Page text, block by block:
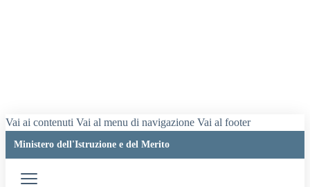
Vai ai contenuti Vai al menu di navigazione Vai al footer
Ministero dell'Istruzione e del Merito